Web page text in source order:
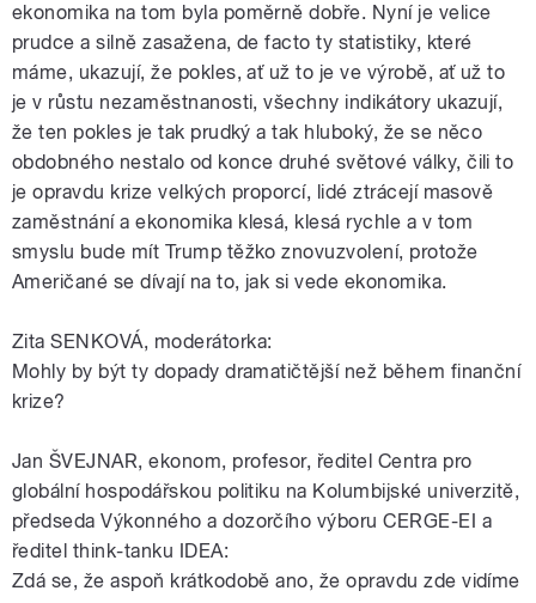
ekonomika na tom byla poměrně dobře. Nyní je velice
prudce a silně zasažena, de facto ty statistiky, které
máme, ukazují, že pokles, ať už to je ve výrobě, ať už to
je v růstu nezaměstnanosti, všechny indikátory ukazují,
že ten pokles je tak prudký a tak hluboký, že se něco
obdobného nestalo od konce druhé světové války, čili to
je opravdu krize velkých proporcí, lidé ztrácejí masově
zaměstnání a ekonomika klesá, klesá rychle a v tom
smyslu bude mít Trump těžko znovuzvolení, protože
Američané se dívají na to, jak si vede ekonomika.
Zita SENKOVÁ, moderátorka:
Mohly by být ty dopady dramatičtější než během finanční
krize?
Jan ŠVEJNAR, ekonom, profesor, ředitel Centra pro
globální hospodářskou politiku na Kolumbijské univerzitě,
předseda Výkonného a dozorčího výboru CERGE-EI a
ředitel think-tanku IDEA:
Zdá se, že aspoň krátkodobě ano, že opravdu zde vidíme